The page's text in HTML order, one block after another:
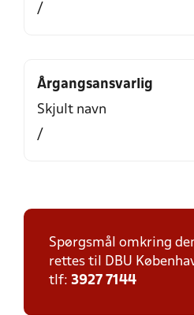
/
Årgangsansvarlig
Skjult navn
/
Spørgsmål omkring
rettes til DBU
tlf: 3927 7144